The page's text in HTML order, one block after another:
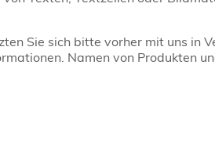
Sie sich bitte vorher mit uns in
Namen von Produkten